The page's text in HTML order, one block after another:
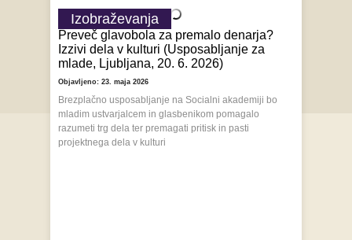
Izobraževanja
Preveč glavobola za premalo denarja?
Izzivi dela v kulturi (Usposabljanje za
mlade, Ljubljana, 20. 6. 2026)
Objavljeno: 23. maja 2026
Brezplačno usposabljanje na Socialni akademiji bo
mladim ustvarjalcem in glasbenikom pomagalo
razumeti trg dela ter premagati pritisk in pasti
projektnega dela v kulturi